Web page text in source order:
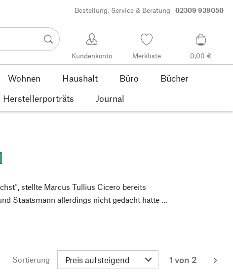
Bestellung, Service & Beratung 02309 939050
Kundenkonto Merkliste 0,00 €
Wohnen Haushalt Büro
Bücher
Herstellerporträts Journal
stellte Marcus Tullius Cicero bereits
Staatsmann allerdings nicht gedacht hatte ...
Sortierung
1 von 2